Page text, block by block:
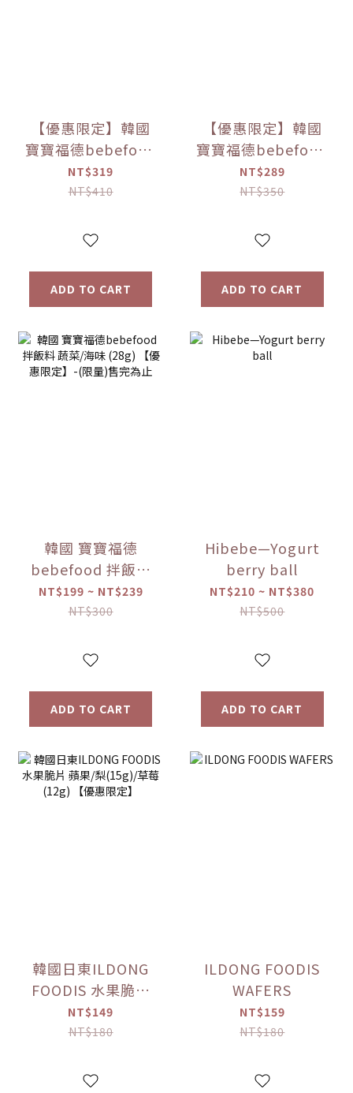
【優惠限定】韓國
寶寶福德bebefood
兒童專用調味海鹽
(120g)
NT$319
NT$410
ADD TO CART
【優惠限定】韓國
寶寶福德bebefood
寶寶專用醬油 煮湯/
沾用 (180ml)
NT$289
NT$350
ADD TO CART
韓國 寶寶福德
bebefood 拌飯料
蔬菜/海味 (28g)
【優惠限定】-(限
NT$199 ~ NT$239
NT$300
ADD TO CART
Hibebe—Yogurt
berry ball
NT$210 ~ NT$380
NT$500
ADD TO CART
韓國日東ILDONG
FOODIS 水果脆片
蘋果/梨(15g)/草莓
(12g) 【優惠限定】
NT$149
NT$180
ILDONG FOODIS
WAFERS
NT$159
NT$180